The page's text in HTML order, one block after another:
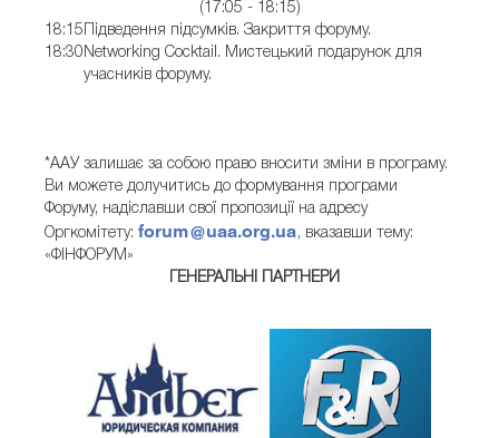
(17:05 - 18:15)
18:15 Підведення підсумків. Закриття форуму.
18:30 Networking Cocktail. Мистецький подарунок для
учасників форуму.
*ААУ залишає за собою право вносити зміни в програму.
Ви можете долучитись до формування програми
Форуму, надіславши свої пропозиції на адресу
Оргкомітету: forum@uaa.org.ua, вказавши тему:
«ФІНФОРУМ»
ГЕНЕРАЛЬНІ ПАРТНЕРИ